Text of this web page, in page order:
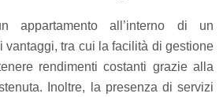
appartamento all’interno di un
vantaggi, tra cui la facilità di gestione
rendimenti costanti grazie alla
Inoltre, la presenza di servizi